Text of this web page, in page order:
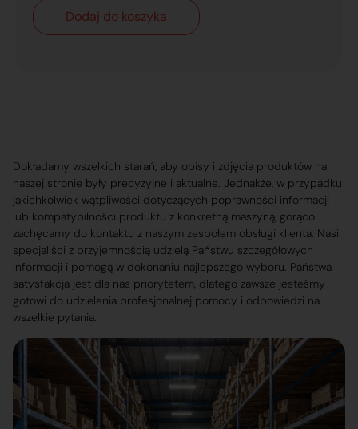
Dodaj do koszyka
Dokładamy wszelkich starań, aby opisy i zdjęcia produktów na
naszej stronie były precyzyjne i aktualne. Jednakże, w przypadku
jakichkolwiek wątpliwości dotyczących poprawności informacji
lub kompatybilności produktu z konkretną maszyną, gorąco
zachęcamy do kontaktu z naszym zespołem obsługi klienta. Nasi
specjaliści z przyjemnością udzielą Państwu szczegółowych
informacji i pomogą w dokonaniu najlepszego wyboru. Państwa
satysfakcja jest dla nas priorytetem, dlatego zawsze jesteśmy
gotowi do udzielenia profesjonalnej pomocy i odpowiedzi na
wszelkie pytania.